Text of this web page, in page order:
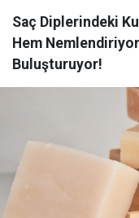
Saç Diplerindeki
Hem
Buluşturuyor!